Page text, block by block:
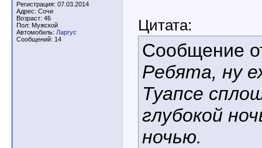
Регистрация: 07.03.2014
Адрес: Сочи
Возраст: 46
Пол: Мужской
Автомобиль: Ларгус
Сообщений: 14
Цитата:
Сообщение
Ребята, ну
Туапсе
глубокой
ночью.